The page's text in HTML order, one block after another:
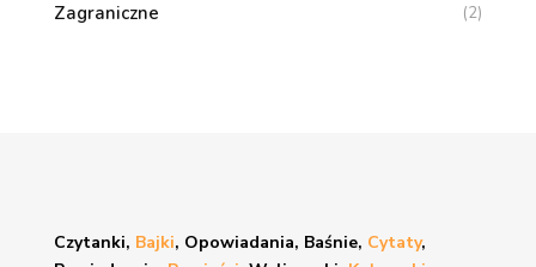
Zagraniczne (2)
Czytanki, Bajki, Opowiadania, Baśnie, Cytaty,